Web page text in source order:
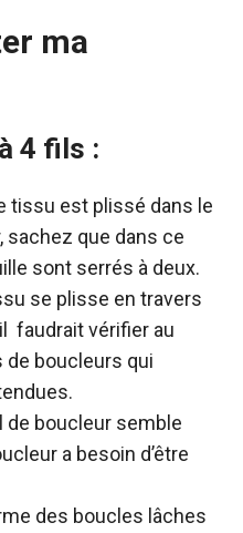
ma
4 fils :
tissu est plissé dans le
sachez que dans ce
sont serrés à deux.
se plisse en travers
faudrait vérifier au
de boucleurs qui
de boucleur semble
a besoin d’être
des boucles lâches